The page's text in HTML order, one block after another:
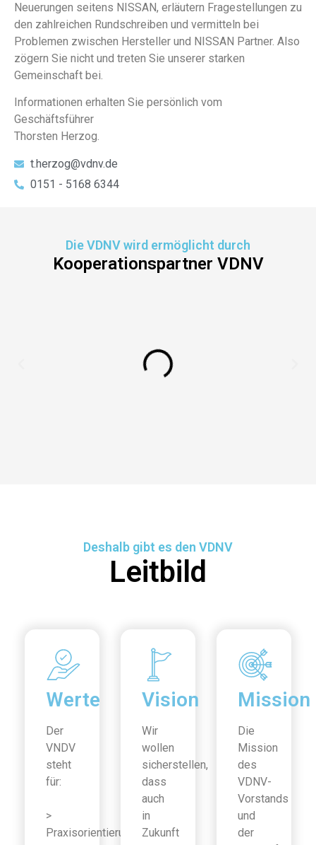
Neuerungen seitens NISSAN, erläutern Fragestellungen zu
den zahlreichen Rundschreiben und vermitteln bei
Problemen zwischen Hersteller und NISSAN Partner. Also
zögern Sie nicht und treten Sie unserer starken
Gemeinschaft bei.
Informationen erhalten Sie persönlich vom
Geschäftsführer
Thorsten Herzog.
t.herzog@vdnv.de
0151 - 5168 6344
Die VDNV wird ermöglicht durch
Kooperationspartner VDNV
Deshalb gibt es den VDNV
Leitbild
Werte
Der
VNDV
steht
für:
>
Praxisorientierung
Vision
Wir
wollen
sicherstellen,
dass
auch
in
Zukunft
Mission
Die
Mission
des
VDNV-
Vorstands
und
der